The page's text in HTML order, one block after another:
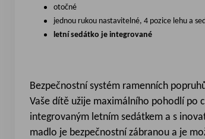
otočné
jednou rukou nastavitelné, 4 pozice lehu a
letní sedátko je integrované
Bezpečnostní systém ramenních
Vaše dítě užije maximálního pohodlí po
integrovaným letním sedátkem a s
madlo je bezpečnostní zábranou a je